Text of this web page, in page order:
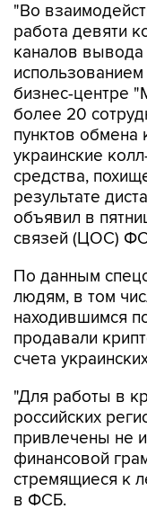
"Во
работа девяти
каналов
бизнес-центре
более 20
пунктов
украинские
средства,
результате
объявил в
связей (ЦОС)
По данным
людям, в том
находившимся
продавали
счета
"Для работы в
российских
привлечены не
финансовой
стремящиеся к
в ФСБ.